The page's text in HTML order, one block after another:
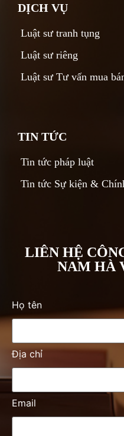
DỊCH VỤ
Luật sư tranh tụng
Luật sư riêng
Luật sư Tư vấn mua
TIN TỨC
Tin tức pháp luật
Tin tức Sự kiện &
LIÊN HỆ
NAM HÀ
Họ tên
Địa chỉ
Email